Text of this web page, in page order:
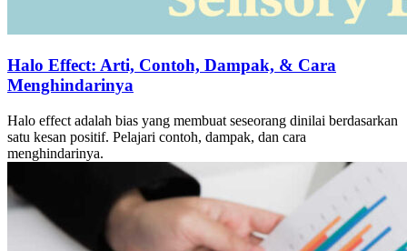
Halo Effect: Arti, Contoh, Dampak, & Cara
Menghindarinya
Halo effect adalah bias yang membuat seseorang dinilai berdasarkan
satu kesan positif. Pelajari contoh, dampak, dan cara
menghindarinya.